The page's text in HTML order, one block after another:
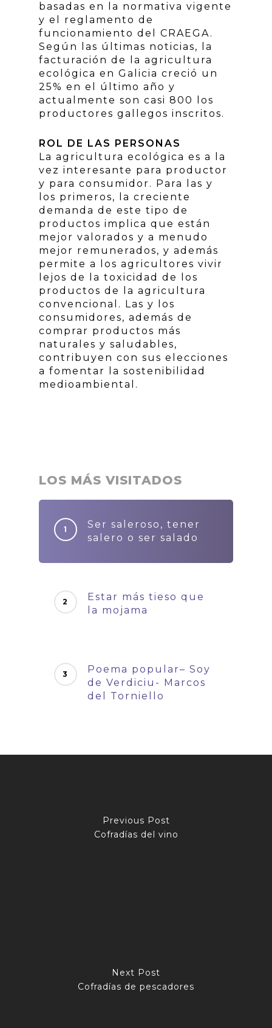
basadas en la normativa vigente
y el reglamento de
funcionamiento del CRAEGA.
Según las últimas noticias, la
facturación de la agricultura
ecológica en Galicia creció un
25% en el último año y
actualmente son casi 800 los
productores gallegos inscritos.
ROL DE LAS PERSONAS
La agricultura ecológica es a la
vez interesante para productor
y para consumidor. Para las y
los primeros, la creciente
demanda de este tipo de
productos implica que están
mejor valorados y a menudo
mejor remunerados, y además
permite a los agricultores vivir
lejos de la toxicidad de los
productos de la agricultura
convencional. Las y los
consumidores, además de
comprar productos más
naturales y saludables,
contribuyen con sus elecciones
a fomentar la sostenibilidad
medioambiental.
LOS MÁS VISITADOS
Ser saleroso, tener
salero o ser salado
Estar más tieso que
la mojama
Poema popular– Soy
de Verdiciu- Marcos
del Torniello
Previous Post
Cofradías del vino
Next Post
Cofradías de pescadores